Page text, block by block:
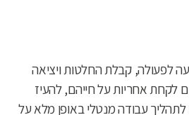
לפעולה, קבלת החלטות ויציאה
לקחת אחריות על חייהם, להעיז
עבודה מנטלי באופן מלא על